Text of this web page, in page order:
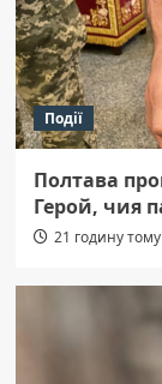
Події
Полтава
Герой, чия
21 годину